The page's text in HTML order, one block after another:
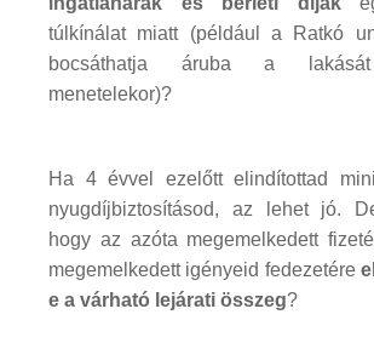
túlkínálat miatt (például a Ratkó
bocsáthatja áruba a lakását
menetelekor)?
Ha 4 évvel ezelőtt elindítottad
nyugdíjbiztosításod, az lehet jó.
hogy az azóta megemelkedett
megemelkedett igényeid fedezetére
e a várható lejárati összeg?